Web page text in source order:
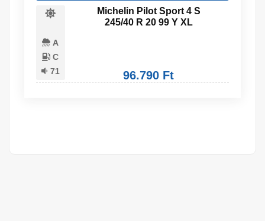
A
C
71
Michelin Pilot Sport 4 S
245/40 R 20 99 Y XL
96.790 Ft